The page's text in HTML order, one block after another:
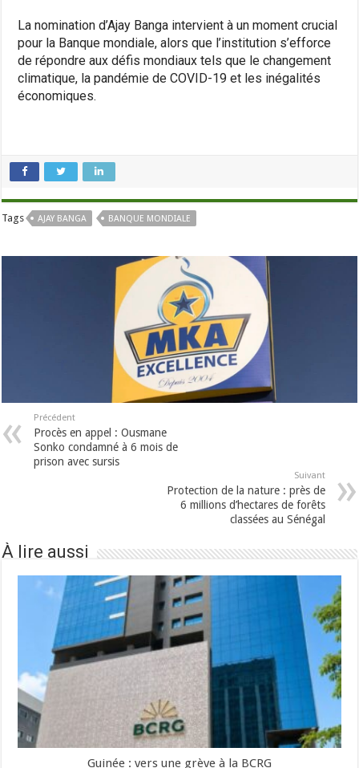
La nomination d’Ajay Banga intervient à un moment crucial
pour la Banque mondiale, alors que l’institution s’efforce
de répondre aux défis mondiaux tels que le changement
climatique, la pandémie de COVID-19 et les inégalités
économiques.
Tags AJAY BANGA BANQUE MONDIALE
Précédent
Procès en appel : Ousmane
Sonko condamné à 6 mois de
prison avec sursis
Suivant
Protection de la nature : près de
6 millions d’hectares de forêts
classées au Sénégal
À lire aussi
Guinée : vers une grève à la BCRG